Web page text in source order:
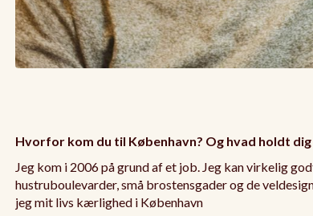
Hvorfor kom du til København? Og hvad holdt dig
Jeg kom i 2006 på grund af et job. Jeg kan virkelig
hustruboulevarder, små brostensgader og de
jeg mit livs kærlighed i København